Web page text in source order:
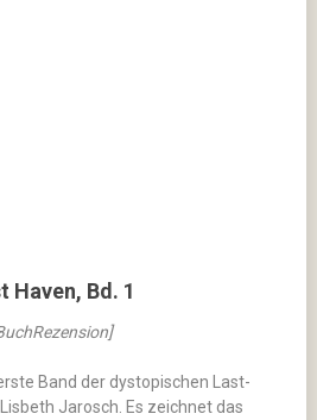
Haven, Bd. 1
Band der dystopischen Last-
Jarosch. Es zeichnet das